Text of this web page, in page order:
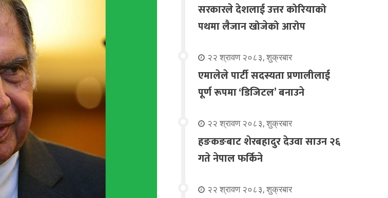
सरकारले देशलाई उत्तर कोरियाको
पथमा लैजान खोजेको आरोप
२२ श्रावण २०८३, शुक्रबार
एमालेले पार्टी सदस्यता प्रणालीलाई
पूर्ण रूपमा ‘डिजिटल’ बनाउने
२२ श्रावण २०८३, शुक्रबार
हङकङबाट शेरबहादुर देउवा साउन २६
गते नेपाल फर्किने
२२ श्रावण २०८३, शुक्रबार